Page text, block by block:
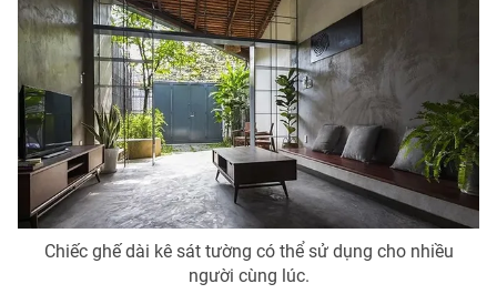
® Cấm sao chép dưới mọi hình thức nếu không có sự chấp
Chiếc ghế dài kê sát tường có thể sử dụng cho nhiều
người cùng lúc.